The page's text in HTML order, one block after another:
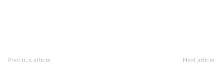
Previous article Next article